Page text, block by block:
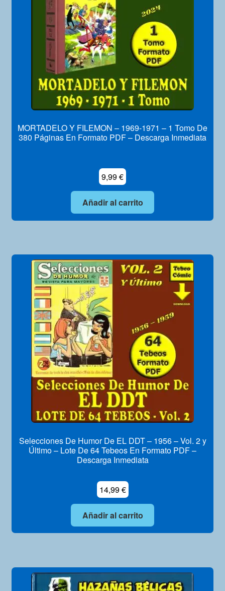
MORTADELO Y FILEMON – 1969-1971 – 1 Tomo De
380 Páginas En Formato PDF – Descarga Inmediata
9,99€
Añadir al carrito
Selecciones De Humor De EL DDT – 1956 – Vol. 2 y
Último – Lote De 64 Tebeos En Formato PDF –
Descarga Inmediata
14,99€
Añadir al carrito